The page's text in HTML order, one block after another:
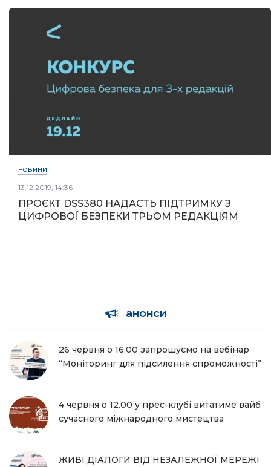
НОВИНИ
13.12.2019, 14:36
ПРОЄКТ DSS380 НАДАСТЬ ПІДТРИМКУ З
ЦИФРОВОЇ БЕЗПЕКИ ТРЬОМ РЕДАКЦІЯМ
анонси
26 червня о 16:00 запрошуємо на вебінар
“Моніторинг для підсилення спроможності”
4 червня о 12.00 у прес-клубі витатиме вайб
сучасного міжнародного мистецтва
ЖИВІ ДІАЛОГИ ВІД НЕЗАЛЕЖНОЇ МЕРЕЖІ